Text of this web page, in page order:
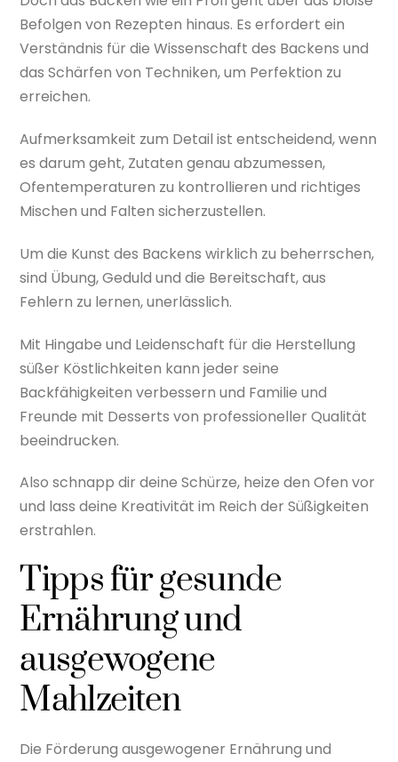
Befolgen von Rezepten hinaus. Es erfordert ein
Verständnis für die Wissenschaft des Backens und
das Schärfen von Techniken, um Perfektion zu
erreichen.
Aufmerksamkeit zum Detail ist entscheidend, wenn
es darum geht, Zutaten genau abzumessen,
Ofentemperaturen zu kontrollieren und richtiges
Mischen und Falten sicherzustellen.
Um die Kunst des Backens wirklich zu beherrschen,
sind Übung, Geduld und die Bereitschaft, aus
Fehlern zu lernen, unerlässlich.
Mit Hingabe und Leidenschaft für die Herstellung
süßer Köstlichkeiten kann jeder seine
Backfähigkeiten verbessern und Familie und
Freunde mit Desserts von professioneller Qualität
beeindrucken.
Also schnapp dir deine Schürze, heize den Ofen vor
und lass deine Kreativität im Reich der Süßigkeiten
erstrahlen.
Tipps für gesunde
Ernährung und
ausgewogene
Mahlzeiten
Die Förderung ausgewogener Ernährung und